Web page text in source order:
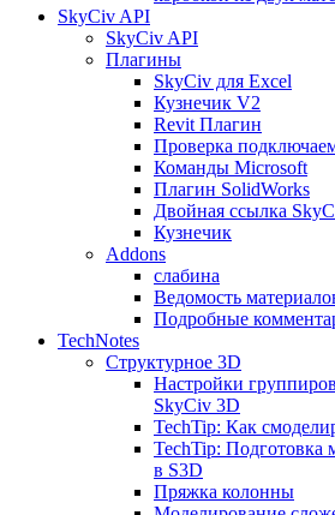
SkyCiv API
SkyCiv API
Плагины
SkyCiv для Excel
Кузнечик V2
Revit Плагин
Проверка
Команды Microsoft
Плагин SolidWorks
Двойная ссылка
Кузнечик
Addons
слабина
Ведомость
Подробные
TechNotes
Структурное 3D
Настройки
SkyCiv 3D
TechTip: Как
TechTip: Подготовка
в S3D
Пряжка колонны